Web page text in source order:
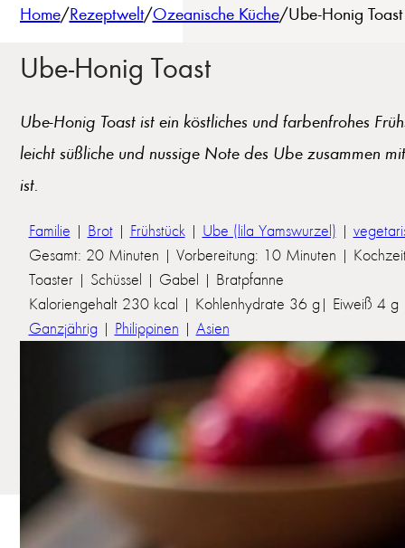
Home/Rezeptwelt/Ozeanische Küche/Ube-Honig
Ube-Honig Toast
Ube-Honig Toast ist ein köstliches und farbenfrohes
leicht süßliche und nussige Note des Ube zusammen
ist.
Familie | Brot| Frühstück| Ube (lila Yamswurzel) |
Gesamt: 20 Minuten | Vorbereitung: 10 Minuten |
Toaster | Schüssel | Gabel | Bratpfanne
Kaloriengehalt 230 kcal | Kohlenhydrate 36 g| Eiweiß 4
Ganzjährig | Philippinen | Asien